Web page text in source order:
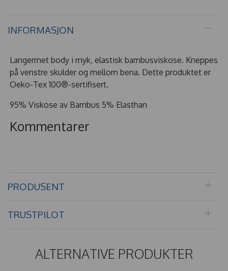
INFORMASJON
Langermet body i myk, elastisk bambusviskose. Kneppes
på venstre skulder og mellom bena. Dette produktet er
Oeko-Tex 100®-sertifisert.
95% Viskose av Bambus 5% Elasthan
Kommentarer
PRODUSENT
TRUSTPILOT
ALTERNATIVE PRODUKTER